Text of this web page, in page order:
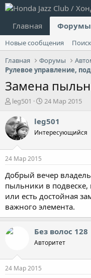
Главная Форумы
Новые сообщения
Главная
Форумы
Замена
А
т
о
р
е
м
ы
leg501
Д
т
а
н
л
24 Мар 2015
leg501
Интересующийся
24 Мар 2015
Добрый вечер
пыльники в подвеске,
или есть достойная
важного элемента.
Без волос 128
Авторитет
24 Мар 2015